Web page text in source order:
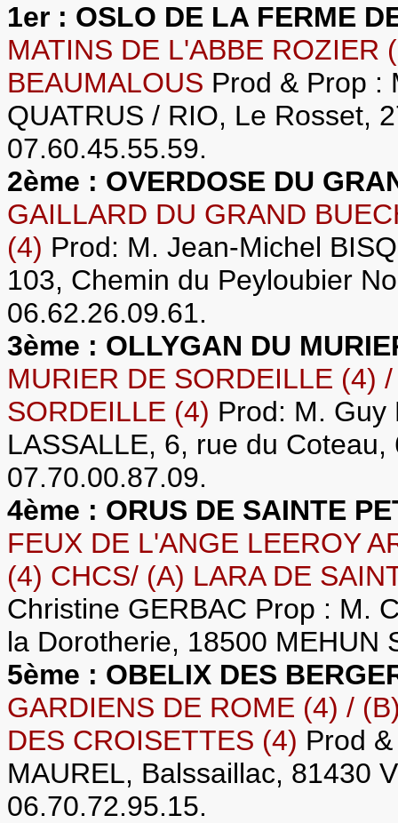
1er : OSLO DE LA FERME
MATINS DE L'ABBE ROZIER
BEAUMALOUS Prod & Prop :
QUATRUS / RIO, Le Rosset,
07.60.45.55.59.
2ème : OVERDOSE DU
GAILLARD DU GRAND
(4) Prod: M. Jean-Michel
103, Chemin du Peyloubier
06.62.26.09.61.
3ème : OLLYGAN DU
MURIER DE SORDEILLE (4)
SORDEILLE (4) Prod: M. Guy
LASSALLE, 6, rue du
07.70.00.87.09.
4ème : ORUS DE SAINTE
FEUX DE L'ANGE LEEROY
(4) CHCS/ (A) LARA DE
Christine GERBAC Prop : M.
la Dorotherie, 18500 MEHUN
5ème : OBELIX DES
GARDIENS DE ROME (4) /
DES CROISETTES (4) Prod
MAUREL, Balssaillac, 81430
06.70.72.95.15.